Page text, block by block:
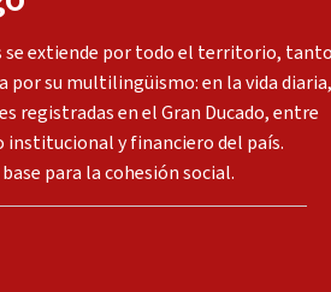
se extiende por todo el territorio, tanto
por su multilingüismo: en la vida diaria,
registradas en el Gran Ducado, entre
y financiero del país.
para la cohesión social.